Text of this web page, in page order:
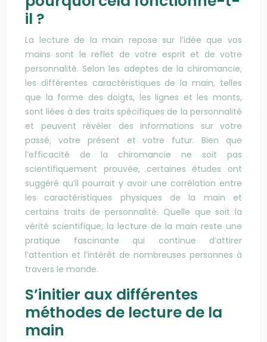
il ?
La lecture de la main repose sur l’idée que vos
mains sont le reflet devotre esprit et devotre
personnalité. Selon les adeptes de la chiromancie,
les différentes caractéristiques de la main, telles
que la forme des doigts, les lignes et les monts,
sont liées à des traits spécifiques de la personnalité
et peuvent révéler des informations sur votre
passé, votre présent etvotre futur. Bien que
l’efficacité de la chiromancie ne soit pas
scientifiquement prouvée, certaines études ont
suggéré qu’il pourrait y avoir une corrélation entre
les caractéristiques physiques de la main et
certains traits de personnalité. Quelle que soit la
vérité scientifique, la lecture de la main reste une
pratique fascinante qui continue d’attirer
l’attention et l’intérêt de nombreuses personnes à
travers le monde.
S’initier aux différentes
méthodes de lecture de la
main